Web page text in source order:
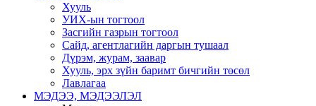
Хууль
УИХ-ын тогтоол
Засгийн газрын тогтоол
Сайд, агентлагийн даргын тушаал
Дүрэм, журам, заавар
Хууль, эрх зүйн баримт бичгийн төсөл
Лавлагаа
МЭДЭЭ, МЭДЭЭЛЭЛ